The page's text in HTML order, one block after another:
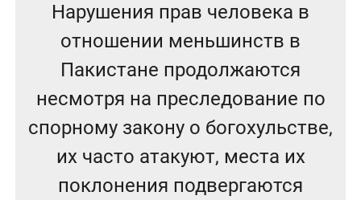
Нарушения прав человека в
отношении меньшинств в
Пакистане продолжаются
несмотря на преследование по
спорному закону о богохульстве,
их часто атакуют, места их
поклонения подвергаются